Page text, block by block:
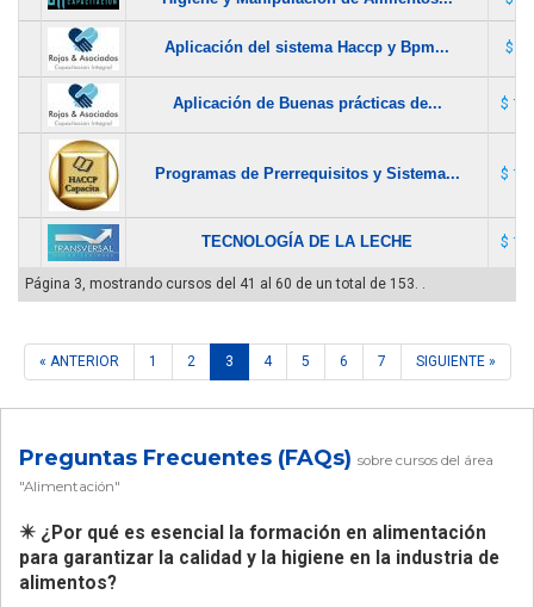
Aplicación del sistema Haccp y Bpm... $
Aplicación de Buenas prácticas de... $
Programas de Prerrequisitos y Sistema... $
TECNOLOGÍA DE LA LECHE $
Página 3, mostrando cursos del 41 al 60 de un total de 153. .
« ANTERIOR 1 2 3 4 5 6 7 SIGUIENTE »
Preguntas Frecuentes (FAQs) sobre cursos del área
"Alimentación"
✴️ ¿Por qué es esencial la formación en alimentación
para garantizar la calidad y la higiene en la industria de
alimentos?